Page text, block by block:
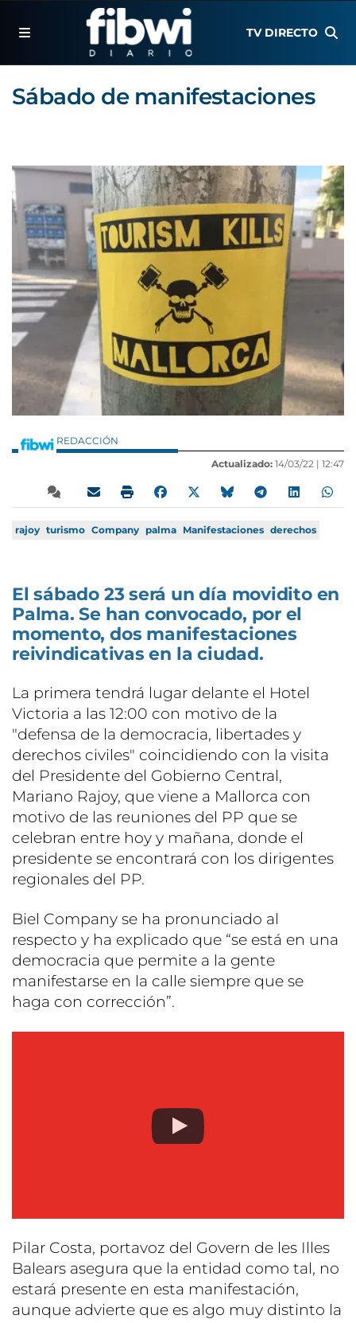
TV DIRECTO
Sábado de manifestaciones
REDACCIÓN
Actualizado: 14/03/22 | 12:47
rajoy turismo Company palma Manifestaciones derechos
El sábado 23 será un día movidito en
Palma. Se han convocado, por el
momento, dos manifestaciones
reivindicativas en la ciudad.
La primera tendrá lugar delante el Hotel
Victoria a las 12:00 con motivo de la
"defensa de la democracia, libertades y
derechos civiles" coincidiendo con la visita
del Presidente del Gobierno Central,
Mariano Rajoy, que viene a Mallorca con
motivo de las reuniones del PP que se
celebran entre hoy y mañana, donde el
presidente se encontrará con los dirigentes
regionales del PP.
Biel Company se ha pronunciado al
respecto y ha explicado que “se está en una
democracia que permite a la gente
manifestarse en la calle siempre que se
haga con corrección”.
Pilar Costa, portavoz del Govern de les Illes
Balears asegura que la entidad como tal, no
estará presente en esta manifestación,
aunque advierte que es algo muy distinto la